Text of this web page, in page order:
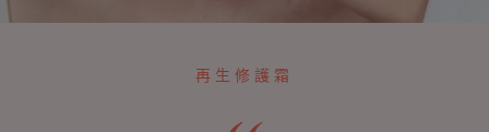
再生修護霜